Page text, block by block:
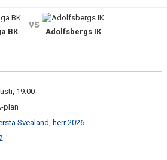
BK
vs
Adolfsbergs IK
19:00
plan
Svealand, herr 2026